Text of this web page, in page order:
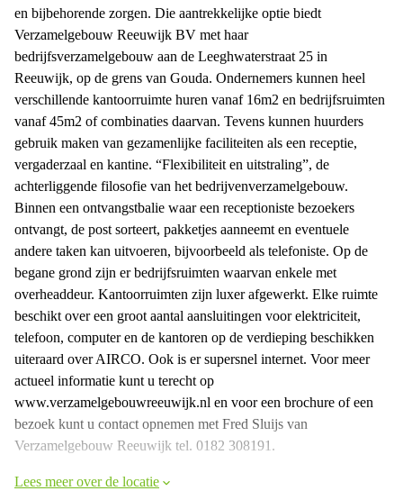
en bijbehorende zorgen. Die aantrekkelijke optie biedt
Verzamelgebouw Reeuwijk BV met haar
bedrijfsverzamelgebouw aan de Leeghwaterstraat 25 in
Reeuwijk, op de grens van Gouda. Ondernemers kunnen heel
verschillende kantoorruimte huren vanaf 16m2 en bedrijfsruimten
vanaf 45m2 of combinaties daarvan. Tevens kunnen huurders
gebruik maken van gezamenlijke faciliteiten als een receptie,
vergaderzaal en kantine. “Flexibiliteit en uitstraling”, de
achterliggende filosofie van het bedrijvenverzamelgebouw.
Binnen een ontvangstbalie waar een receptioniste bezoekers
ontvangt, de post sorteert, pakketjes aanneemt en eventuele
andere taken kan uitvoeren, bijvoorbeeld als telefoniste. Op de
begane grond zijn er bedrijfsruimten waarvan enkele met
overheaddeur. Kantoorruimten zijn luxer afgewerkt. Elke ruimte
beschikt over een groot aantal aansluitingen voor elektriciteit,
telefoon, computer en de kantoren op de verdieping beschikken
uiteraard over AIRCO. Ook is er supersnel internet. Voor meer
actueel informatie kunt u terecht op
www.verzamelgebouwreeuwijk.nl en voor een brochure of een
bezoek kunt u contact opnemen met Fred Sluijs van
Verzamelgebouw Reeuwijk tel. 0182 308191.
Lees meer over de locatie